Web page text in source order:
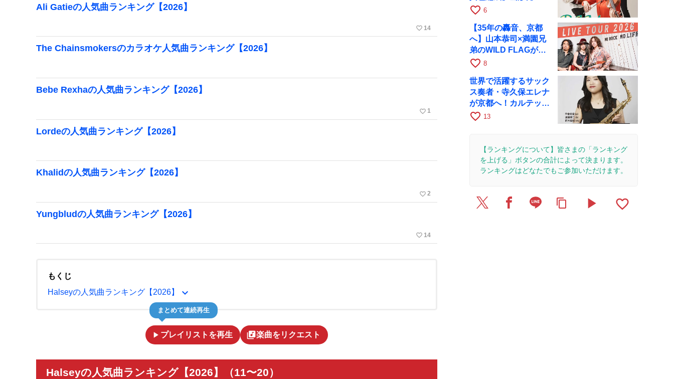
Ali Gatieの人気曲ランキング【2026】
favorite_border 14
The Chainsmokersのカラオケ人気曲ランキング【2026】
Bebe Rexhaの人気曲ランキング【2026】
favorite_border 1
Lordeの人気曲ランキング【2026】
Khalidの人気曲ランキング【2026】
favorite_border 2
Yungbludの人気曲ランキング【2026】
favorite_border 14
もくじ
Halseyの人気曲ランキング【2026】
expand_more
play_arrow プレイリストを再生
まとめて連続再生
library_music楽曲をリクエスト
Halseyの人気曲ランキング【2026】（11〜20）
が初全国ツアーで8月
favorite_border 6
【35年の轟音、京都
へ】山本恭司×満園兄
弟のWILD FLAGが8
月6日にRAGでライブ
favorite_border 8
世界で活躍するサック
ス奏者・寺久保エレナ
が京都へ！カルテッ
ト・ツアー京都公演を
favorite_border 13
【ランキングについて】皆さまの「ランキング
を上げる」ボタンの合計によって決まります。
ランキングはどなたでもご参加いただけます。
content_copy play_arrow favorite_border